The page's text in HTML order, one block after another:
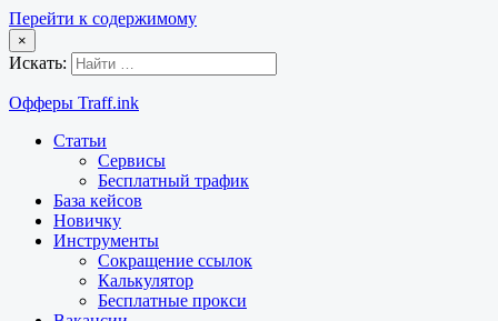
Перейти к содержимому
×
Искать:
Офферы Traff.ink
Статьи
Сервисы
Бесплатный трафик
База кейсов
Новичку
Инструменты
Сокращение ссылок
Калькулятор
Бесплатные прокси